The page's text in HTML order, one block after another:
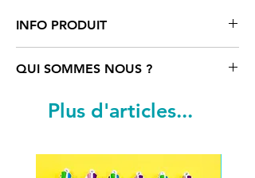
INFO PRODUIT
Tootoonscoupe mode avec capuche
tailles 4-6-8-10 ans et poches
Cordon de serrage ton sur ton, avec
oeillets et embouts métal. 80%
QUI SOMMES NOUS ?
Tootoons
est un univers coloré rempli
de personnages funs et parfois un peu
l’imagination d’une artiste française qui
Plus d'articles...